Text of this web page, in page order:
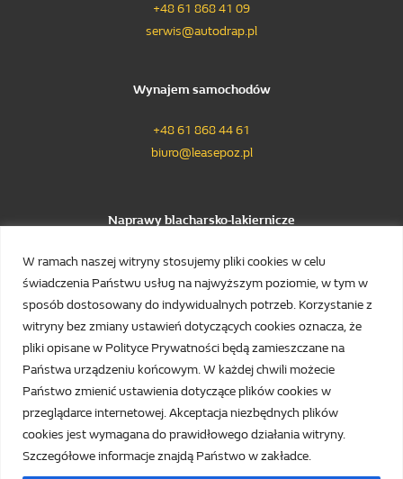
W ramach naszej witryny stosujemy pliki cookies w celu
świadczenia Państwu usług na najwyższym poziomie, w tym w
sposób dostosowany do indywidualnych potrzeb. Korzystanie z
witryny bez zmiany ustawień dotyczących cookies oznacza, że
pliki opisane w Polityce Prywatności będą zamieszczane na
Państwa urządzeniu końcowym. W każdej chwili możecie
Państwo zmienić ustawienia dotyczące plików cookies w
przeglądarce internetowej. Akceptacja niezbędnych plików
cookies jest wymagana do prawidłowego działania witryny.
Szczegółowe informacje znajdą Państwo w zakładce.
+48 61 868 41 09
serwis@autodrap.pl
Wynajem samochodów
+48 61 868 44 61
biuro@leasepoz.pl
Naprawy blacharsko-lakiernicze
+48 61 868 44 61
+48 61 868 24 75
poczta@autodrap.pl
Sklep z częściami zamiennymi, Hurtownia części
zamiennych
+48 61 868 24 27
sklep@autodrap.pl